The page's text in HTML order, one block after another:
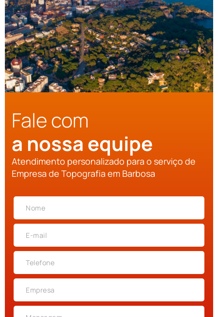
Fale com
a nossa equipe
Atendimento personalizado para o serviço de
Empresa de Topografia em Barbosa